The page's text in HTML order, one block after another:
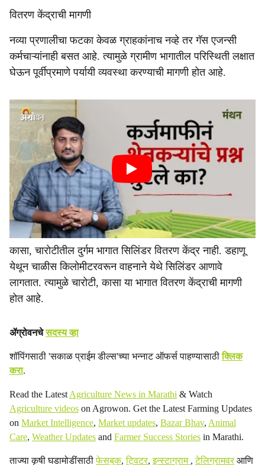
वितरण केंद्राची मागणी
नव्या प्रणालीचा फटका केवळ ग्राहकांनाच नव्हे तर गॅस एजन्सी
कर्मचाऱ्यांनाही बसत आहे. त्यामुळे ग्रामीण भागातील परिस्थिती लक्षात
घेऊन पूर्वीप्रमाणे पर्यायी व्यवस्था करण्याची मागणी होत आहे.
कासा, चारोटीतील दुर्गम भागात सिलिंडर वितरण केंद्र नाही. डहाणू
येथून चाळीस किलोमीटरवरून वाहनाने येथे सिलिंडर आणावे
लागतात. त्यामुळे चारोटी, कासा या भागात वितरण केंद्राची मागणी
होत आहे.
ॲग्रोवनचेसदस्य व्हा
शॉपिंगसाठी 'सकाळ प्राईम डील्स'च्या भन्नाट ऑफर्स पाहण्यासाठीक्लिक
करा.
Read the Latest Agriculture News in Marathi & Watch
Agriculture videos on Agrowon. Get the Latest Farming Updates
on Market Intelligence, Market updates, Bazar Bhav, Animal
Care, Weather Updates and Farmer Success Stories in Marathi.
ताज्या कृषी घडामोडींसाठीफेसबुक,ट्विटर,इन्स्टाग्राम ,टेलिग्रामवरआणि